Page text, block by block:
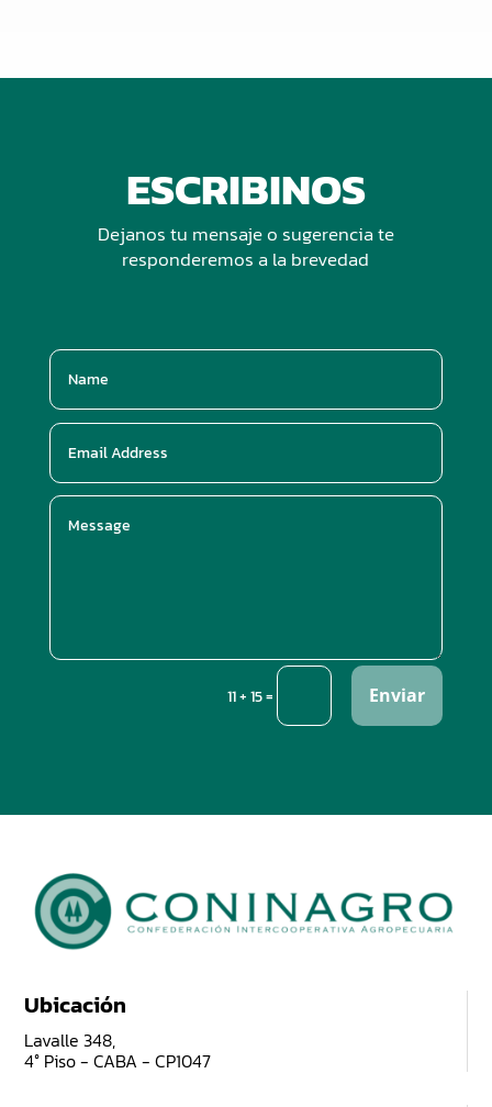
ESCRIBINOS
Dejanos tu mensaje o sugerencia te
responderemos a la brevedad
11 + 15= Enviar
Ubicación
Lavalle 348,
4° Piso - CABA - CP1047